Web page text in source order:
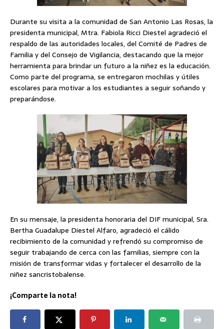
Durante su visita a la comunidad de San Antonio Las Rosas, la
presidenta municipal, Mtra. Fabiola Ricci Diestel agradeció el
respaldo de las autoridades locales, del Comité de Padres de
Familia y del Consejo de Vigilancia, destacando que la mejor
herramienta para brindar un futuro a la niñez es la educación.
Como parte del programa, se entregaron mochilas y útiles
escolares para motivar a los estudiantes a seguir soñando y
preparándose.
En su mensaje, la presidenta honoraria del DIF municipal, Sra.
Bertha Guadalupe Diestel Alfaro, agradeció el cálido
recibimiento de la comunidad y refrendó su compromiso de
seguir trabajando de cerca con las familias, siempre con la
misión de transformar vidas y fortalecer el desarrollo de la
niñez sancristobalense.
¡Comparte la nota!